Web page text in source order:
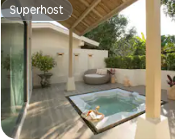
Superhost
Superhost